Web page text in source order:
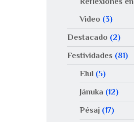
Video (3)
Destacado (2)
Festividades (81)
Elul(5)
Jánuka (12)
Pésaj(17)